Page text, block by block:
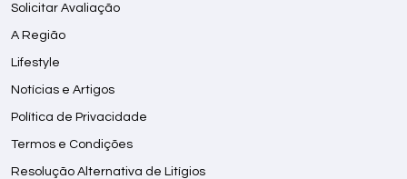
Solicitar Avaliação
A Região
Lifestyle
Notícias e Artigos
Política de Privacidade
Termos e Condições
Resolução Alternativa de Litígios